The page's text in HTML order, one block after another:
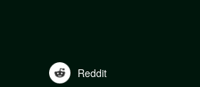
Reddit